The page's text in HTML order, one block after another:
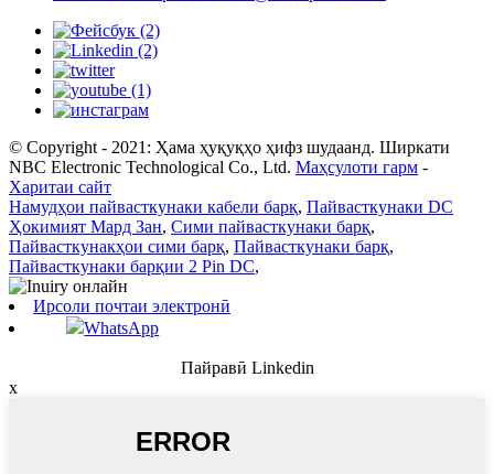
© Copyright - 2021: Ҳама ҳуқуқҳо ҳифз шудаанд. Ширкати
NBC Electronic Technological Co., Ltd. Маҳсулоти гарм -
Харитаи сайт
Намудҳои пайвасткунаки кабели барқ, Пайвасткунаки DC
Ҳокимият Мард Зан, Сими пайвасткунаки барқ,
Пайвасткунакҳои сими барқ, Пайвасткунаки барқ,
Пайвасткунаки барқии 2 Pin DC,
Ирсоли почтаи электронӣ
WhatsApp
Пайравӣ Linkedin
x